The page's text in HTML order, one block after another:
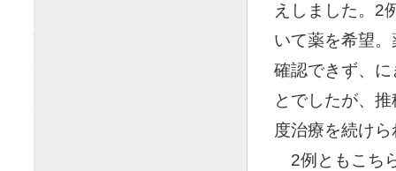
えしました。2
いて薬を希望
確認できず、
とでしたが、
度治療を続け
2例ともこち